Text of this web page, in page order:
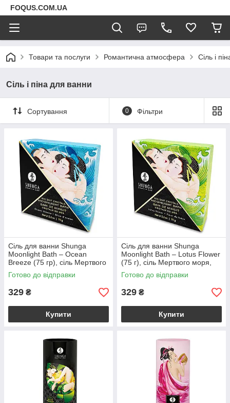
FOQUS.COM.UA
Товари та послуги Романтична атмосфера Сіль і
Сіль і піна для ванни
Сортування 0 Фільтри
Сіль для ванни Shunga
Moonlight Bath – Ocean
Breeze (75 гр), сіль Мертвого
моря, ароматичні олії
Готово до відправки
329 ₴
Купити
Сіль для ванни Shunga
Moonlight Bath – Lotus Flower
(75 г), сіль Мертвого моря,
ароматичні олії
Готово до відправки
329 ₴
Купити